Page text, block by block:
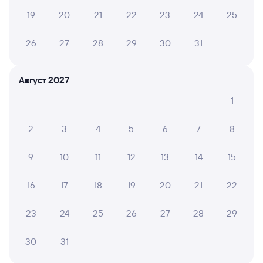
19 20 21 22 23 24 25
26 27 28 29 30 31
Август 2027
1
2 3 4 5 6 7 8
9 10 11 12 13 14 15
16 17 18 19 20 21 22
23 24 25 26 27 28 29
30 31